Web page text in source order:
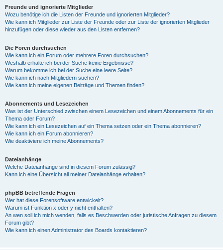
Freunde und ignorierte Mitglieder
Wozu benötige ich die Listen der Freunde und ignorierten Mitglieder?
Wie kann ich Mitglieder zur Liste der Freunde oder zur Liste der ignorierten Mitglieder
hinzufügen oder diese wieder aus den Listen entfernen?
Die Foren durchsuchen
Wie kann ich ein Forum oder mehrere Foren durchsuchen?
Weshalb erhalte ich bei der Suche keine Ergebnisse?
Warum bekomme ich bei der Suche eine leere Seite?
Wie kann ich nach Mitgliedern suchen?
Wie kann ich meine eigenen Beiträge und Themen finden?
Abonnements und Lesezeichen
Was ist der Unterschied zwischen einem Lesezeichen und einem Abonnements für ein
Thema oder Forum?
Wie kann ich ein Lesezeichen auf ein Thema setzen oder ein Thema abonnieren?
Wie kann ich ein Forum abonnieren?
Wie deaktiviere ich meine Abonnements?
Dateianhänge
Welche Dateianhänge sind in diesem Forum zulässig?
Kann ich eine Übersicht all meiner Dateianhänge erhalten?
phpBB betreffende Fragen
Wer hat diese Forensoftware entwickelt?
Warum ist Funktion x oder y nicht enthalten?
An wen soll ich mich wenden, falls es Beschwerden oder juristische Anfragen zu diesem
Forum gibt?
Wie kann ich einen Administrator des Boards kontaktieren?